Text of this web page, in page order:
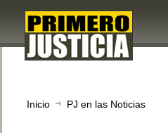
Inicio PJ en las Noticias